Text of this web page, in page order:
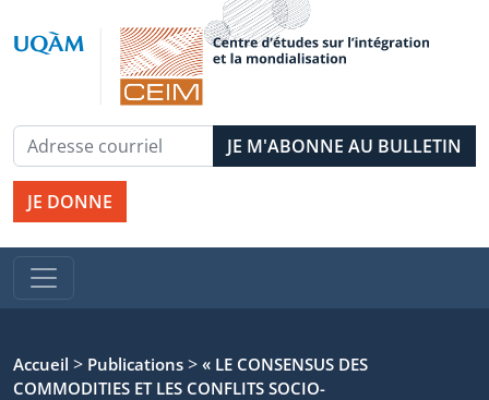
JE DONNE
Accueil > Publications > « LE CONSENSUS DES
COMMODITIES ET LES CONFLITS SOCIO-